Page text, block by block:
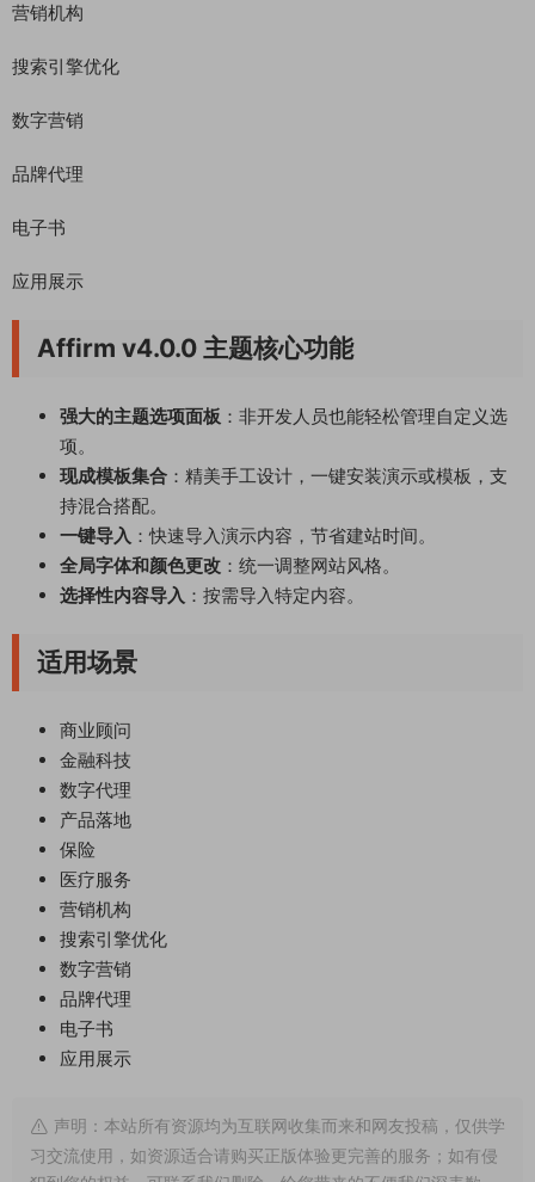
营销机构
搜索引擎优化
数字营销
品牌代理
电子书
应用展示
Affirm v4.0.0 主题核心功能
强大的主题选项面板 ：非开发人员也能轻松管理自定义选
项。
现成模板集合 ：精美手工设计，一键安装演示或模板，支
持混合搭配。
一键导入 ：快速导入演示内容，节省建站时间。
全局字体和颜色更改 ：统一调整网站风格。
选择性内容导入 ：按需导入特定内容。
适用场景
商业顾问
金融科技
数字代理
产品落地
保险
医疗服务
营销机构
搜索引擎优化
数字营销
品牌代理
电子书
应用展示
声明：本站所有资源均为互联网收集而来和网友投稿，仅供学
习交流使用，如资源适合请购买正版体验更完善的服务；如有侵